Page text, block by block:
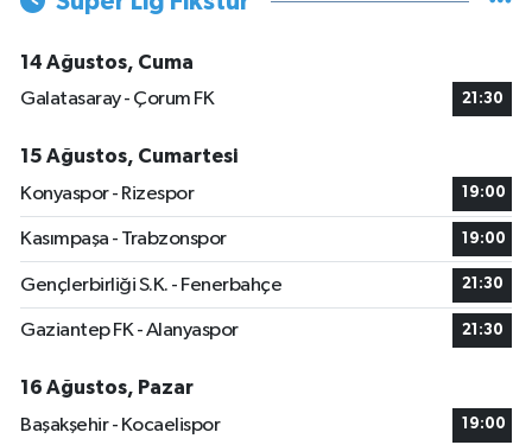
14 Ağustos, Cuma
Galatasaray - Çorum FK
21:30
15 Ağustos, Cumartesi
Konyaspor - Rizespor
19:00
Kasımpaşa - Trabzonspor 19:00
Gençlerbirliği S.K. - Fenerbahçe 21:30
Gaziantep FK - Alanyaspor 21:30
16 Ağustos, Pazar
Başakşehir - Kocaelispor
19:00